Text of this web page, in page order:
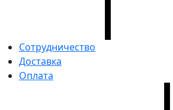
Сотрудничество
Доставка
Оплата